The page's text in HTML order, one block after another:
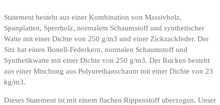
Statement besteht aus einer Kombination von Massivholz,
Spanplatten, Sperrholz, normalem Schaumstoff und synthetischer
Watte mit einer Dichte von 250 g/m3 und einer Zickzackfeder. Der
Sitz hat einen Bonell-Federkern, normalen Schaumstoff und
Synthetikwatte mit einer Dichte von 250 g/m3. Der Rucken besteht
aus einer Mischung aus Polyurethanschaum mit einer Dichte von 23
kg/m3.
Dieses Statement ist mit einem flachen Rippenstoff uberzogen. Unser